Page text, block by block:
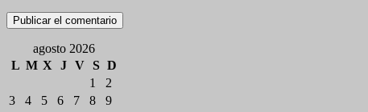
agosto 2026
L M X J V S D
1
2
3
4 5 6 7 8
9